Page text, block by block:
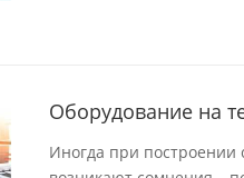
Оборудование на
Иногда при построении